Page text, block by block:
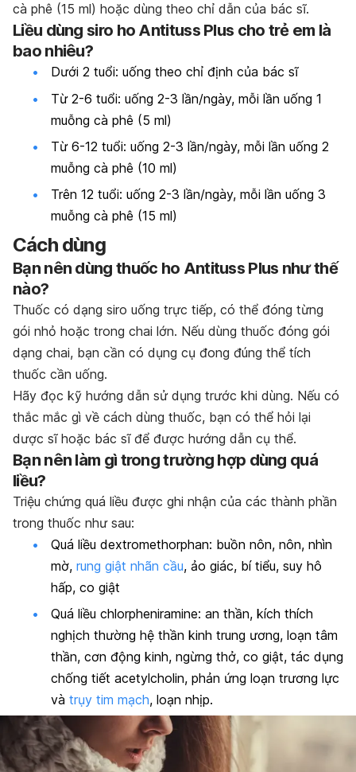
cà phê (15 ml) hoặc dùng theo chỉ dẫn của bác sĩ.
Liều dùng siro ho Antituss Plus cho trẻ em là
bao nhiêu?
Dưới 2 tuổi: uống theo chỉ định của bác sĩ
Từ 2-6 tuổi: uống 2-3 lần/ngày, mỗi lần uống 1
muỗng cà phê (5 ml)
Từ 6-12 tuổi: uống 2-3 lần/ngày, mỗi lần uống 2
muỗng cà phê (10 ml)
Trên 12 tuổi: uống 2-3 lần/ngày, mỗi lần uống 3
muỗng cà phê (15 ml)
Cách dùng
Bạn nên dùng thuốc ho Antituss Plus như thế
nào?
Thuốc có dạng siro uống trực tiếp, có thể đóng từng
gói nhỏ hoặc trong chai lớn. Nếu dùng thuốc đóng gói
dạng chai, bạn cần có dụng cụ đong đúng thể tích
thuốc cần uống.
Hãy đọc kỹ hướng dẫn sử dụng trước khi dùng. Nếu có
thắc mắc gì về cách dùng thuốc, bạn có thể hỏi lại
dược sĩ hoặc bác sĩ để được hướng dẫn cụ thể.
Bạn nên làm gì trong trường hợp dùng quá
liều?
Triệu chứng quá liều được ghi nhận của các thành phần
trong thuốc như sau:
Quá liều dextromethorphan: buồn nôn, nôn, nhìn
mờ, rung giật nhãn cầu, ảo giác, bí tiểu, suy hô
hấp, co giật
Quá liều chlorpheniramine: an thần, kích thích
nghịch thường hệ thần kinh trung ương, loạn tâm
thần, cơn động kinh, ngừng thở, co giật, tác dụng
chống tiết acetylcholin, phản ứng loạn trương lực
và trụy tim mạch, loạn nhịp.